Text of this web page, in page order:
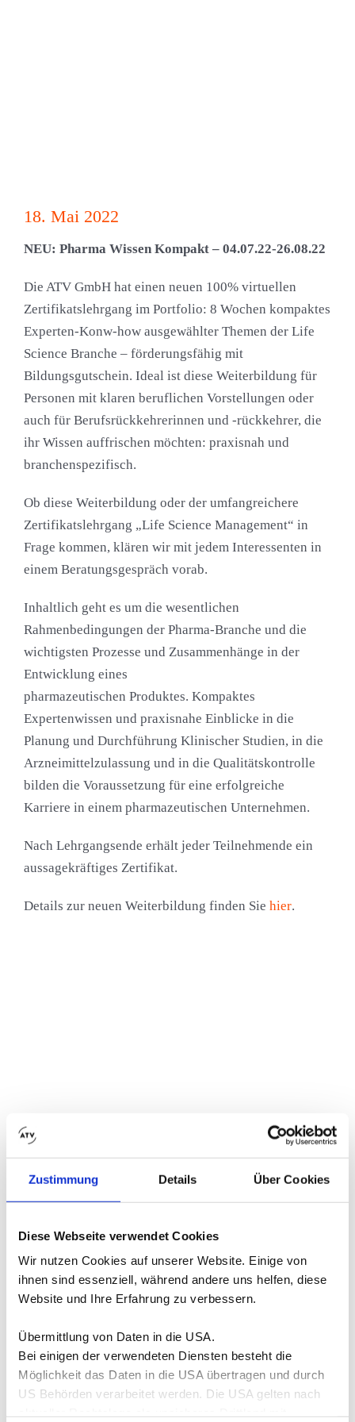
Zustimmung Details Über Cookies
Diese Webseite verwendet Cookies
Wir nutzen Cookies auf unserer Website. Einige von
ihnen sind essenziell, während andere uns helfen, diese
Website und Ihre Erfahrung zu verbessern.
Übermittlung von Daten in die USA.
Bei einigen der verwendeten Diensten besteht die
Möglichkeit das Daten in die USA übertragen und durch
US Behörden verarbeitet werden. Die USA gelten nach
18. Mai 2022
NEU: Pharma Wissen Kompakt – 04.07.22-26.08.22
Die ATV GmbH hat einen neuen 100% virtuellen
Zertifikatslehrgang im Portfolio: 8 Wochen kompaktes
Experten-Konw-how ausgewählter Themen der Life
Science Branche – förderungsfähig mit
Bildungsgutschein. Ideal ist diese Weiterbildung für
Personen mit klaren beruflichen Vorstellungen oder
auch für Berufsrückkehrerinnen und -rückkehrer, die
ihr Wissen auffrischen möchten: praxisnah und
branchenspezifisch.
Ob diese Weiterbildung oder der umfangreichere
Zertifikatslehrgang „Life Science Management“ in
Frage kommen, klären wir mit jedem Interessenten in
einem Beratungsgespräch vorab.
Inhaltlich geht es um die wesentlichen
Rahmenbedingungen der Pharma-Branche und die
wichtigsten Prozesse und Zusammenhänge in der
Entwicklung eines
pharmazeutischen Produktes. Kompaktes
Expertenwissen und praxisnahe Einblicke in die
Planung und Durchführung Klinischer Studien, in die
Arzneimittelzulassung und in die Qualitätskontrolle
bilden die Voraussetzung für eine erfolgreiche
Karriere in einem pharmazeutischen Unternehmen.
Nach Lehrgangsende erhält jeder Teilnehmende ein
aussagekräftiges Zertifikat.
Details zur neuen Weiterbildung finden Sie hier.